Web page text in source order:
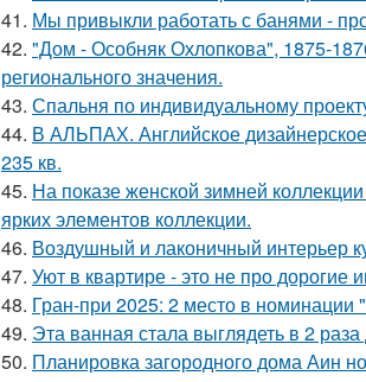
41. Мы привыкли работать с банями -
42. "Дом - Особняк Охлопкова", 1875-
регионального значения.
43. Спальня по индивидуальному
44. В АЛЬПАХ. Английское
235 кв.
45. На показе женской зимней
ярких элементов коллекции.
46. Воздушный и лаконичный интерьер
47. Уют в квартире - это не про дорогие
48. Гран-при 2025: 2 место в
49. Эта ванная стала выглядеть в 2
50. Планировка загородного дома Аин